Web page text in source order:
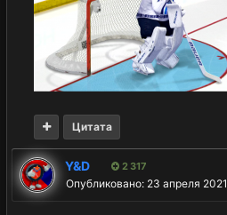
Цитата
Y&D 2 317
Опубликовано: 23 апреля 2021